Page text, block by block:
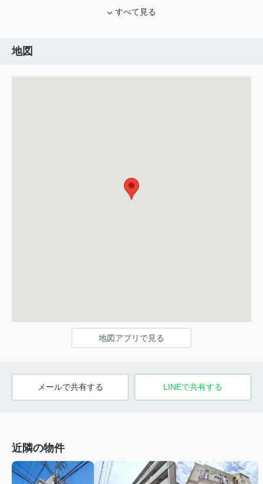
すべて見る
地図
地図アプリで見る
メールで共有する LINEで共有する
近隣の物件